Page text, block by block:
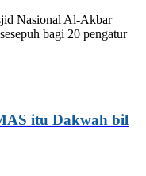
Nasional Al-Akbar
bagi 20 pengatur
itu Dakwah bil